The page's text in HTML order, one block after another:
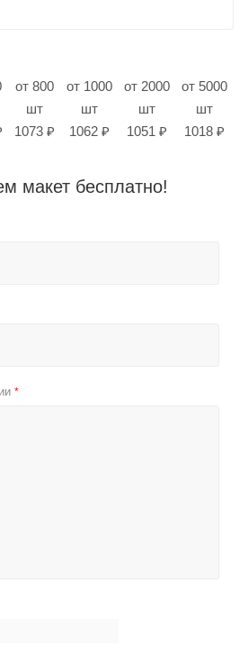
от 800
шт
1073 ₽
от 1000
шт
1062 ₽
от 2000
шт
1051 ₽
от 5000
шт
1018 ₽
макет бесплатно!
*